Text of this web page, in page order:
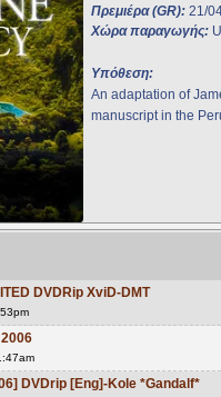
Πρεμιέρα (GR): 21/
Χώρα παραγωγής:
Υπόθεση:
An adaptation of
manuscript in the
DVDRip XviD-DMT
DVDrip [Eng]-Kole *Gandalf*